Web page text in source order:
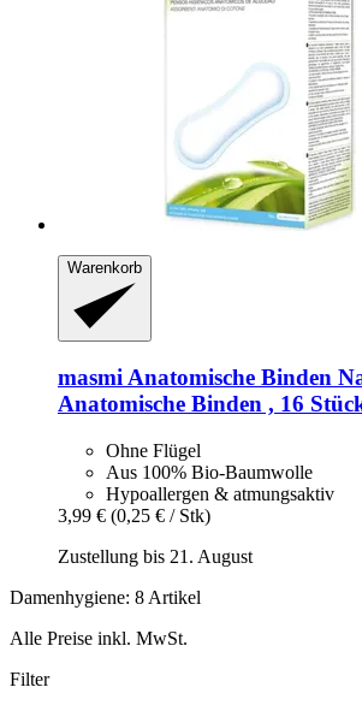
Warenkorb
masmi Anatomische Binden
Anatomische Binden , 16
Ohne Flügel
Aus 100% Bio-Baumwolle
Hypoallergen & atmungsaktiv
3,99 € (0,25 € / Stk)
Zustellung bis 21. August
Damenhygiene: 8 Artikel
Alle Preise inkl. MwSt.
Filter